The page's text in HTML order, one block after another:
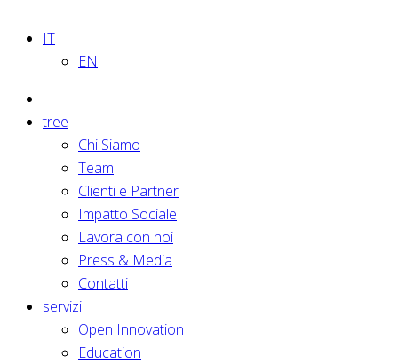
IT
EN
tree
Chi Siamo
Team
Clienti e Partner
Impatto Sociale
Lavora con noi
Press & Media
Contatti
servizi
Open Innovation
Education